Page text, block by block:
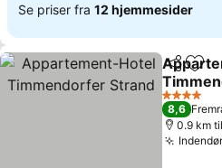
Se priser fra 12 hjemmesider
Del Føj
Se priser
4 Stjerner
8,6
0.9 km